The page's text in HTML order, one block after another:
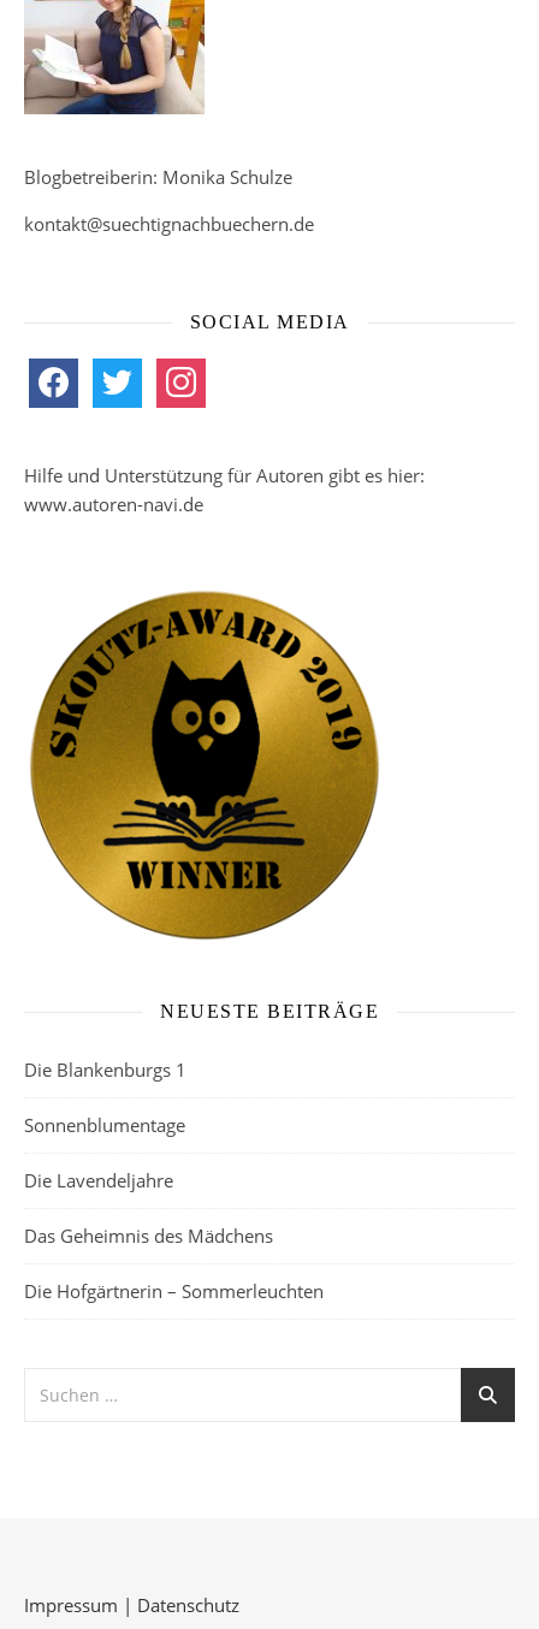
Blogbetreiberin: Monika Schulze
kontakt@suechtignachbuechern.de
SOCIAL MEDIA
facebook twitter instagram
Hilfe und Unterstützung für Autoren gibt es hier:
www.autoren-navi.de
NEUESTE BEITRÄGE
Die Blankenburgs 1
Sonnenblumentage
Die Lavendeljahre
Das Geheimnis des Mädchens
Die Hofgärtnerin – Sommerleuchten
Impressum | Datenschutz